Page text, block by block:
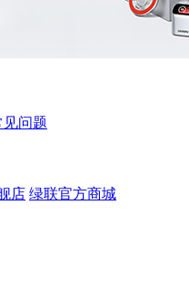
见问题
店 绿联官方商城